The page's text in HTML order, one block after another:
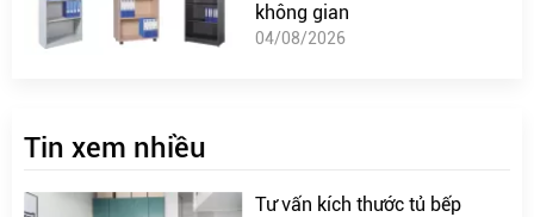
không gian
04/08/2026
Tin xem nhiều
Tư vấn kích thước tủ bếp